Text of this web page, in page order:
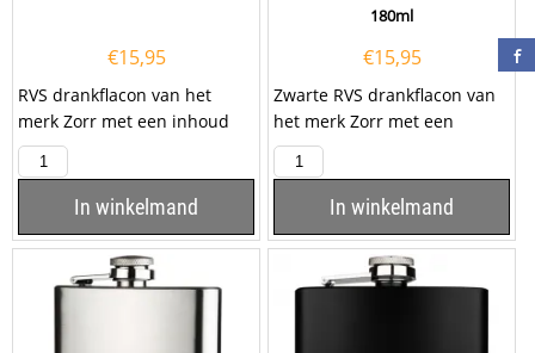
€15,95
RVS drankflacon van het
merk Zorr met een inhoud
van 6oz, ofwel 180ml. De
drankflacon is rondom...
In winkelmand
180ml
€15,95
Zwarte RVS drankflacon van
het merk Zorr met een
inhoud van 6oz, ofwel 180ml.
De drankflacon heeft...
In winkelmand